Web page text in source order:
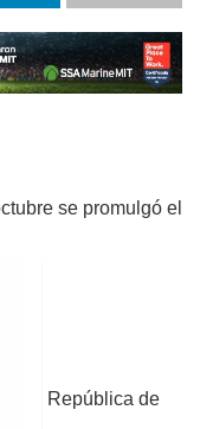
se promulgó el
República de